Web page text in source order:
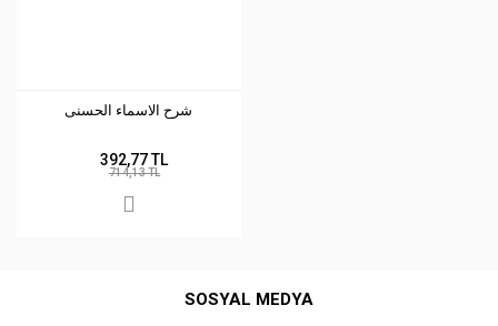
شرح الاسماء الحسنى
392,77 TL
714,13 TL
SOSYAL MEDYA